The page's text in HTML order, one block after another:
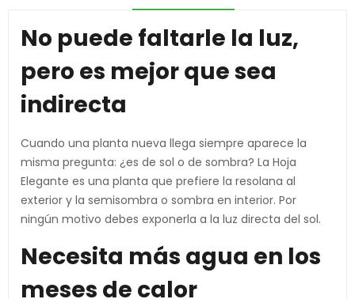
No puede faltarle la luz,
pero es mejor que sea
indirecta
Cuando una planta nueva llega siempre aparece la
misma pregunta: ¿es de sol o de sombra? La Hoja
Elegante es una planta que prefiere la resolana al
exterior y la semisombra o sombra en interior. Por
ningún motivo debes exponerla a la luz directa del sol.
Necesita más agua en los
meses de calor